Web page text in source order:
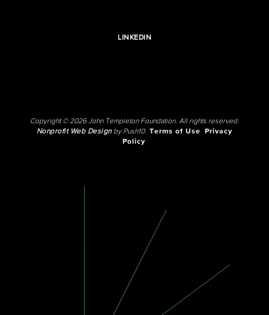
LINKEDIN
Copyright © 2026 John Templeton Foundation. All rights reserved.
Nonprofit Web Designby Push10. Terms of Use
Privacy
Policy